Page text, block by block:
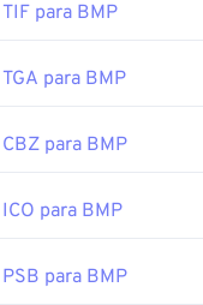
de 1985
TIF para BMP
TGA para BMP
CBZ para BMP
ICO para BMP
PSB para BMP